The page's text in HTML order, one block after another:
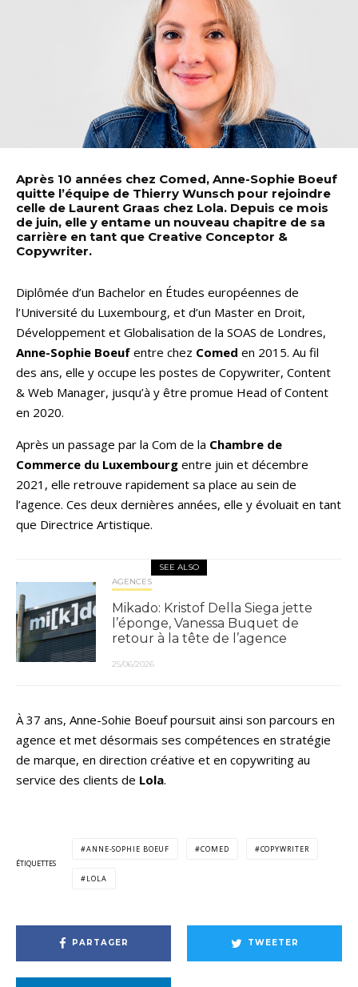
Après 10 années chez Comed, Anne-Sophie Boeuf
quitte l’équipe de Thierry Wunsch pour rejoindre
celle de Laurent Graas chez Lola. Depuis ce mois
de juin, elle y entame un nouveau chapitre de sa
carrière en tant que Creative Conceptor &
Copywriter.
Diplômée d’un Bachelor en Études européennes de
l’Université du Luxembourg, et d’un Master en Droit,
Développement et Globalisation de la SOAS de Londres,
Anne-Sophie Boeuf entre chez Comed en 2015. Au fil
des ans, elle y occupe les postes de Copywriter, Content
& Web Manager, jusqu’à y être promue Head of Content
en 2020.
Après un passage par la Com de la Chambre de
Commerce du Luxembourg entre juin et décembre
2021, elle retrouve rapidement sa place au sein de
l’agence. Ces deux dernières années, elle y évoluait en tant
que Directrice Artistique.
SEE ALSO
AGENCES
Mikado: Kristof Della Siega jette
l’éponge, Vanessa Buquet de
retour à la tête de l’agence
25/06/2026
À 37 ans, Anne-Sohie Boeuf poursuit ainsi son parcours en
agence et met désormais ses compétences en stratégie
de marque, en direction créative et en copywriting au
service des clients de Lola.
ÉTIQUETTES
ANNE-SOPHIE BOEUF COMED COPYWRITER
LOLA
PARTAGER TWEETER